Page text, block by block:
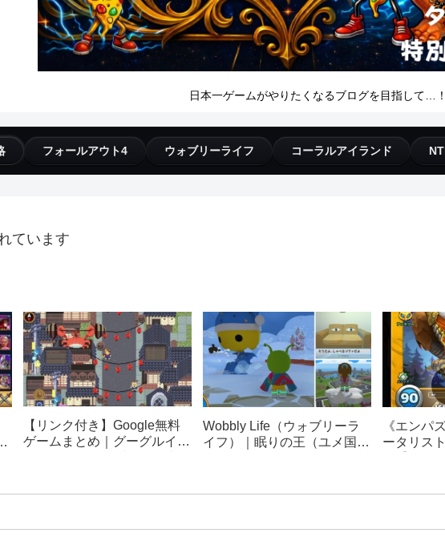
日本一ゲームがやりたくなるブログを目指して…！
フォールアウト4 ウォブリーライフ コーラルアイランド
ています
【リンク付き】Google無料
ゲームまとめ｜グーグルイー
Wobbly Life（ウォブリーラ
イフ）｜眠りの王（ユメ国の
《エンパ
ータリス